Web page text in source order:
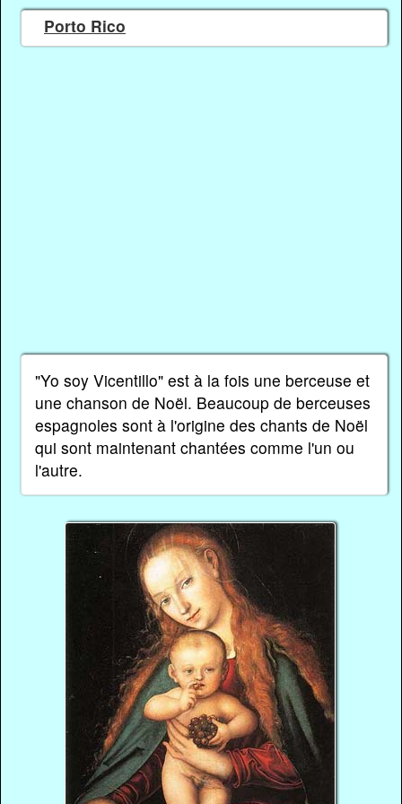
Porto Rico
"Yo soy Vicentillo" est à la fois une berceuse et
une chanson de Noël. Beaucoup de berceuses
espagnoles sont à l'origine des chants de Noël
qui sont maintenant chantées comme l'un ou
l'autre.